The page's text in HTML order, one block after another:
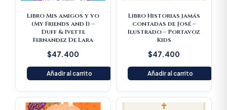
Libro Mis amigos y yo
(My Friends and I) –
Duff & Ivette
Fernandez De Lara
$47.400
Añadir al carrito
Libro Historias jamás
contadas de José –
Ilustrado – Portavoz
Kids
$47.400
Añadir al carrito